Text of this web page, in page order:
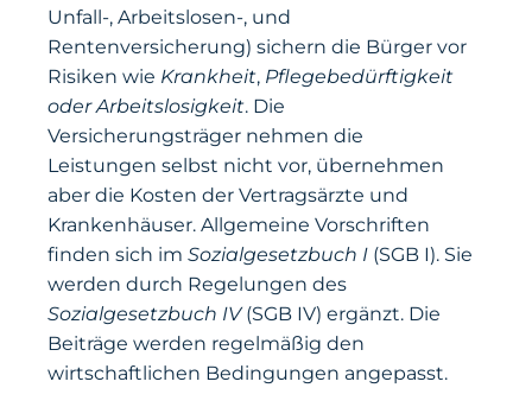
Unfall-, Arbeitslosen-, und
Rentenversicherung) sichern die Bürger vor
Risiken wie Krankheit, Pflegebedürftigkeit
oder Arbeitslosigkeit. Die
Versicherungsträger nehmen die
Leistungen selbst nicht vor, übernehmen
aber die Kosten der Vertragsärzte und
Krankenhäuser. Allgemeine Vorschriften
finden sich im Sozialgesetzbuch I (SGB I). Sie
werden durch Regelungen des
Sozialgesetzbuch IV(SGB IV) ergänzt. Die
Beiträge werden regelmäßig den
wirtschaftlichen Bedingungen angepasst.